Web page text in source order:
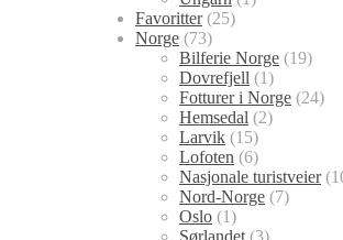
Favoritter(25)
Norge (73)
Bilferie Norge (19)
Dovrefjell (1)
Fotturer i Norge (24)
Hemsedal (2)
Larvik (15)
Lofoten (6)
Nasjonale turistveier
Nord-Norge (7)
Oslo (1)
Sørlandet (3)